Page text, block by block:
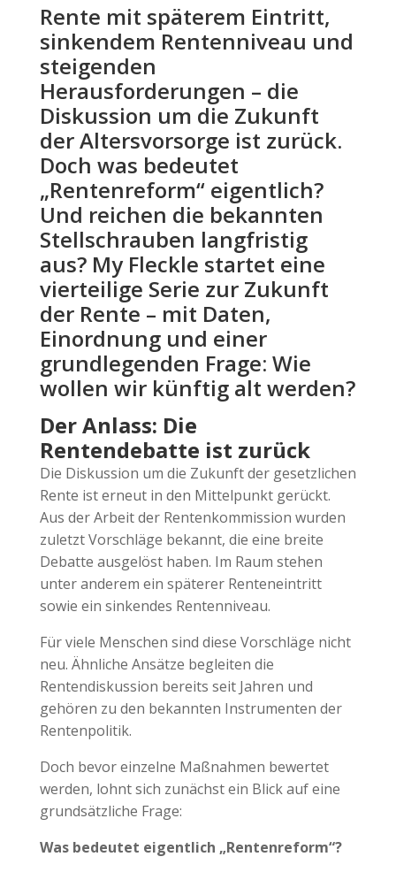
Rente mit späterem Eintritt,
sinkendem Rentenniveau und
steigenden
Herausforderungen – die
Diskussion um die Zukunft
der Altersvorsorge ist zurück.
Doch was bedeutet
„Rentenreform“ eigentlich?
Und reichen die bekannten
Stellschrauben langfristig
aus? My Fleckle startet eine
vierteilige Serie zur Zukunft
der Rente – mit Daten,
Einordnung und einer
grundlegenden Frage: Wie
wollen wir künftig alt werden?
Der Anlass: Die
Rentendebatte ist zurück
Die Diskussion um die Zukunft der gesetzlichen
Rente ist erneut in den Mittelpunkt gerückt.
Aus der Arbeit der Rentenkommission wurden
zuletzt Vorschläge bekannt, die eine breite
Debatte ausgelöst haben. Im Raum stehen
unter anderem ein späterer Renteneintritt
sowie ein sinkendes Rentenniveau.
Für viele Menschen sind diese Vorschläge nicht
neu. Ähnliche Ansätze begleiten die
Rentendiskussion bereits seit Jahren und
gehören zu den bekannten Instrumenten der
Rentenpolitik.
Doch bevor einzelne Maßnahmen bewertet
werden, lohnt sich zunächst ein Blick auf eine
grundsätzliche Frage:
Was bedeutet eigentlich „Rentenreform“?